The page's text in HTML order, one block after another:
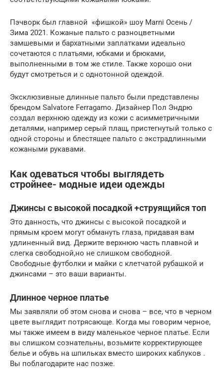
Пэчворк был главной «фишкой» шоу Marni Осень /
Зима 2021. Кожаные пальто с разноцветными
замшевыми и бархатными заплатками идеально
сочетаются с платьями, юбками и брюками,
выполненными в том же стиле. Также хорошо они
будут смотреться и с однотонной одеждой.
Эксклюзивные длинные пальто были представлены
брендом Salvatore Ferragamo. Дизайнер Пол Эндрю
создал верхнюю одежду из кожи с асимметричными
деталями, например серый плащ, пристегнутый только с
одной стороны и блестящее пальто с экстрадлинными
кожаными рукавами.
Как одеваться чтобы выглядеть
стройнее- модные идеи одежды
Джинсы с высокой посадкой +струящийся топ
Это данность, что джинсы с высокой посадкой и
прямым кроем могут обмануть глаза, придавая вам
удлиненный вид. Держите верхнюю часть плавной и
слегка свободной,но не слишком свободной.
Свободные футболки и майки с клетчатой рубашкой и
джинсами – это ваши варианты.
Длинное черное платье
Мы заявляли об этом снова и снова – все, что в черном
цвете выглядит потрясающе. Когда мы говорим черное,
мы также имеем в виду маленькое черное платье. Если
вы слишком сознательны, возьмите корректирующее
белье и обувь на шпильках вместо широких каблуков .
Вы поблагодарите нас позже.